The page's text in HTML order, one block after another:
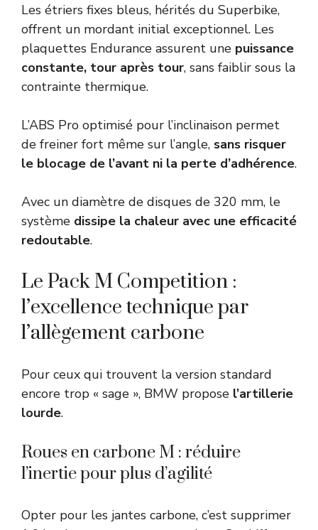
Les étriers fixes bleus, hérités du Superbike,
offrent un mordant initial exceptionnel. Les
plaquettes Endurance assurent une puissance
constante, tour après tour, sans faiblir sous la
contrainte thermique.
L’ABS Pro optimisé pour l’inclinaison permet
de freiner fort même sur l’angle, sans risquer
le blocage de l’avant ni la perte d’adhérence.
Avec un diamètre de disques de 320 mm, le
système dissipe la chaleur avec une efficacité
redoutable.
Le Pack M Competition :
l’excellence technique par
l’allègement carbone
Pour ceux qui trouvent la version standard
encore trop « sage », BMW propose l’artillerie
lourde.
Roues en carbone M : réduire
l’inertie pour plus d’agilité
Opter pour les jantes carbone, c’est supprimer